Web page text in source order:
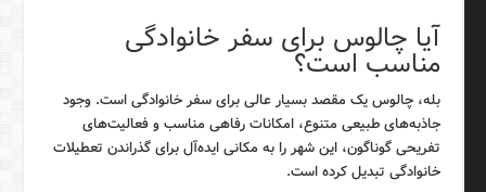
آیا چالوس برای سفر خانوادگی
مناسب است؟
بله، چالوس یک مقصد بسیار عالی برای سفر خانوادگی است. وجود
جاذبه‌های طبیعی متنوع، امکانات رفاهی مناسب و فعالیت‌های
تفریحی گوناگون، این شهر را به مکانی ایده‌آل برای گذراندن تعطیلات
خانوادگی تبدیل کرده است.